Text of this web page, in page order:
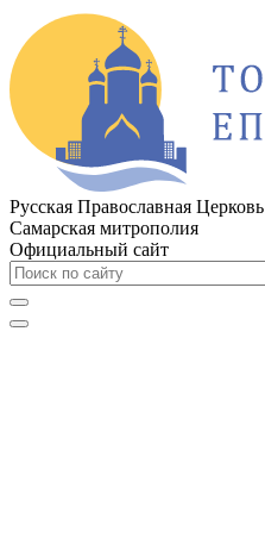
Русская Православная Церковь
Самарская митрополия
Официальный сайт